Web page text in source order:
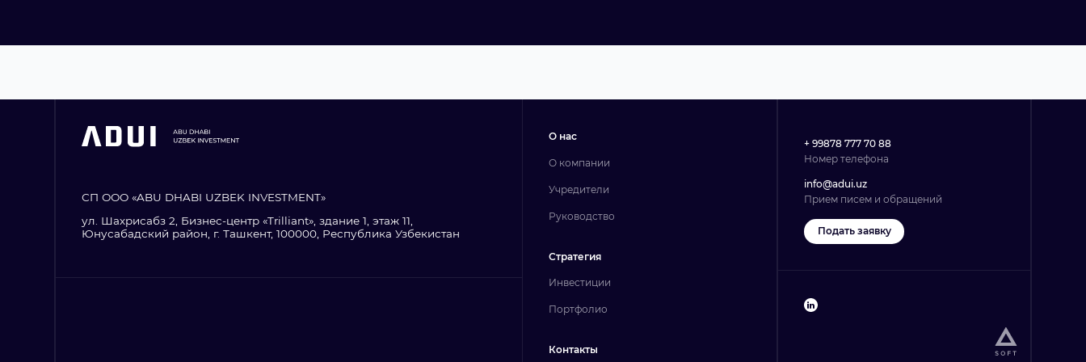
СП ООО «ABU DHABI UZBEK INVESTMENT»
ул. Шахрисабз 2, Бизнес-центр «Trilliant», здание 1, этаж 11,
Юнусабадский район, г. Ташкент, 100000, Республика Узбекистан
О нас
О компании
Учредители
Руководство
Стратегия
Инвестиции
Портфолио
Контакты
+ 99878 777 70 88
Номер телефона
info@adui.uz
Прием писем и обращений
Подать заявку